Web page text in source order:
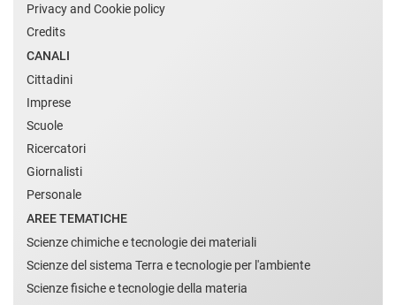
Privacy and Cookie policy
Credits
CANALI
Cittadini
Imprese
Scuole
Ricercatori
Giornalisti
Personale
AREE TEMATICHE
Scienze chimiche e tecnologie dei materiali
Scienze del sistema Terra e tecnologie per l'ambiente
Scienze fisiche e tecnologie della materia